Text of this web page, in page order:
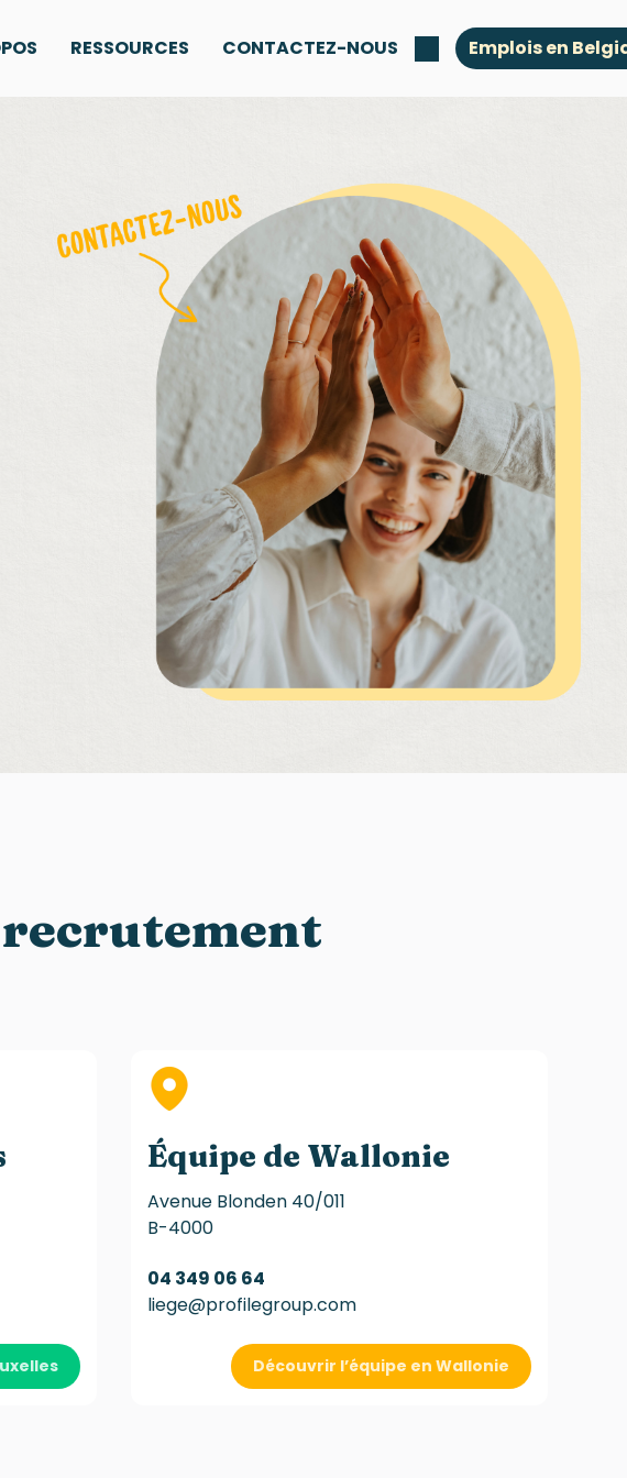
RESSOURCES CONTACTEZ-NOUS Emplois en
recrutement
Équipe de Wallonie
Avenue Blonden 40/011
B-4000
04 349 06 64
liege@profilegroup.com
Découvrir l’équipe en Wallonie